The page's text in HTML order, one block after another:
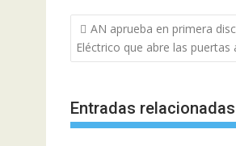
N
a
g
a
AN aprueba en primera
Eléctrico que abre las puertas
Entradas relacionadas